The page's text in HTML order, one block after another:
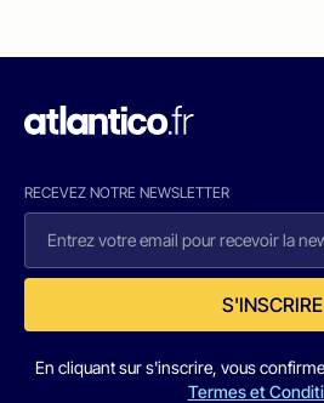
RECEVEZ NOTRE NEWSLETTER
S'INSCRIRE
En cliquant sur s'inscrire, vous
Termes et